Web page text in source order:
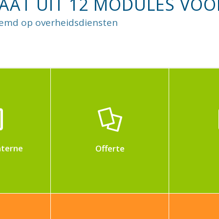
op overheidsdiensten
Offerte
Maak snel uw
offertes, analyseer
verwachte winst